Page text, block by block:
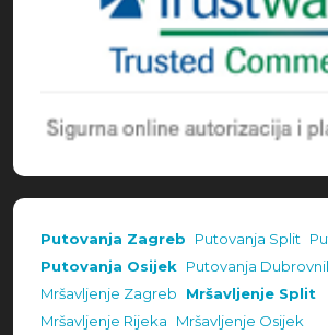
Putovanja Zagreb Putovanja Split
Putovanja Osijek Putovanja
Mršavljenje Zagreb
Mršavljenje Split
Mršavljenje Rijeka
Mršavljenje Osijek